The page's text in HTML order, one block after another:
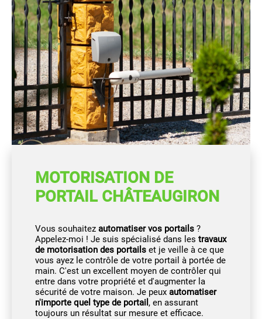
MOTORISATION DE
PORTAIL CHÂTEAUGIRON
Vous souhaitez automatiser vos portails ?
Appelez-moi ! Je suis spécialisé dans les travaux
de motorisation des portails et je veille à ce que
vous ayez le contrôle de votre portail à portée de
main. C'est un excellent moyen de contrôler qui
entre dans votre propriété et d'augmenter la
sécurité de votre maison. Je peux automatiser
n'importe quel type de portail , en assurant
toujours un résultat sur mesure et efficace.